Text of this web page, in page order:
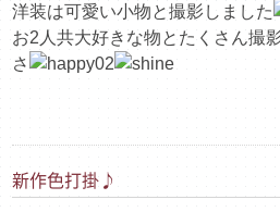
洋装は可愛い小物と撮影しました
お2人共大好きな物とたくさん撮
さ
新作色打掛♪